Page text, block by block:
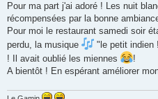
a
g
n
n
u
Pour ma part j'ai adoré ! Les nuit
récompensées par la bonne
Pour moi le restaurant samedi soir
perdu, la musique
"le petit indien
! Il avait oublié les miennes
!
A bientôt ! En espérant améliorer